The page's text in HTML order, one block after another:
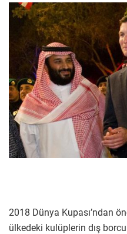
2018 Dünya Kupası’ndan
ülkedeki kulüplerin dış